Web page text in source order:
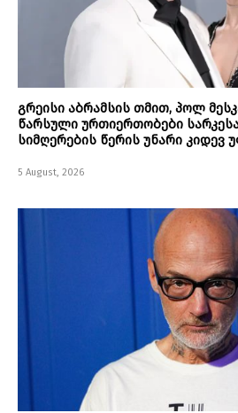
გრეისი აბრამსის თმით, პოლ
წარსული ურთიერთობები
სიმღერების წერის უნარი კიდევ
5 August, 2026